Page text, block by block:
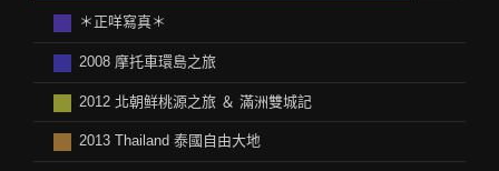
＊正咩寫真＊
2008 摩托車環島之旅
2012 北朝鲜桃源之旅 ＆ 滿洲雙城記
2013 Thailand 泰國自由大地